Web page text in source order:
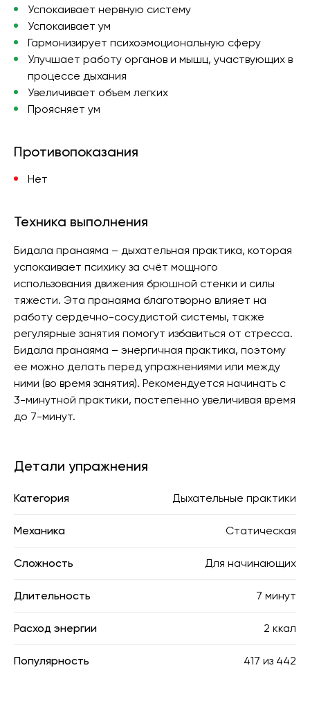
Успокаивает нервную систему
Успокаивает ум
Гармонизирует психоэмоциональную сферу
Улучшает работу органов и мышц, участвующих в
процессе дыхания
Увеличивает объем легких
Проясняет ум
Противопоказания
Нет
Техника выполнения
Бидала пранаяма – дыхательная практика, которая
успокаивает психику за счёт мощного
использования движения брюшной стенки и силы
тяжести. Эта пранаяма благотворно влияет на
работу сердечно-сосудистой системы, также
регулярные занятия помогут избавиться от стресса.
Бидала пранаяма – энергичная практика, поэтому
ее можно делать перед упражнениями или между
ними (во время занятия). Рекомендуется начинать с
3-минутной практики, постепенно увеличивая время
до 7-минут.
Детали упражнения
Категория Дыхательные практики
Механика Статическая
Сложность Для начинающих
Длительность 7 минут
Расход энергии 2 ккал
Популярность 417 из 442